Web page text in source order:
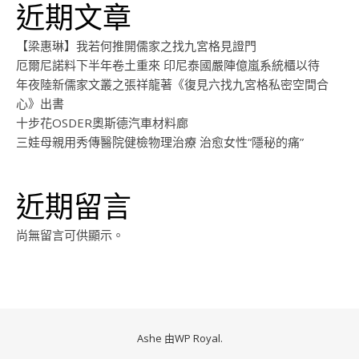
近期文章
【梁惠琳】我若何推開儒家之找九宮格見證門
厄爾尼諾料下半年卷土重來 印尼泰國嚴陣億嵐系統櫃以待
年夜陸新儒家文叢之張祥龍著《復見六找九宮格私密空間合
心》出書
十步花OSDER奧斯德汽車材料廊
三娃母親用秀傳醫院健檢物理治療 治愈女性“隱秘的痛”
近期留言
尚無留言可供顯示。
Ashe 由WP Royal.